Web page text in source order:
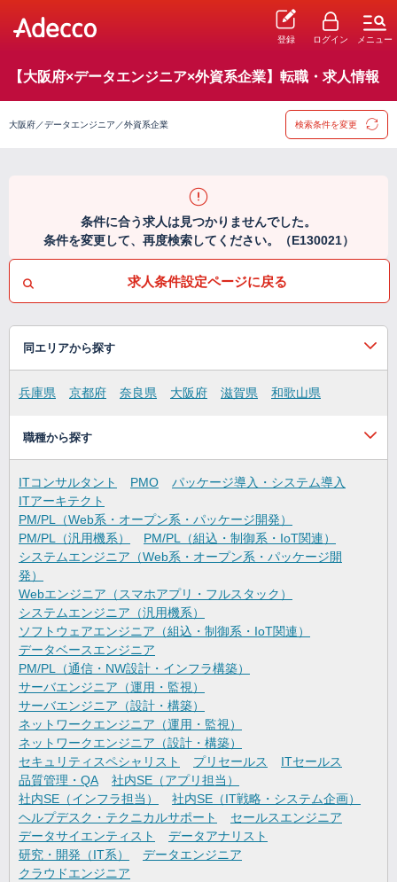
登録 ログイン メニュー
【大阪府×データエンジニア×外資系企業】転職・求人情報
大阪府／データエンジニア／外資系企業 検索条件を変更
条件に合う求人は見つかりませんでした。
条件を変更して、再度検索してください。（E130021）
求人条件設定ページに戻る
同エリアから探す
兵庫県 京都府 奈良県 大阪府 滋賀県 和歌山県
職種から探す
ITコンサルタント PMO
パッケージ導入・システム導入
ITアーキテクト
PM/PL（Web系・オープン系・パッケージ開発）
PM/PL（汎用機系）
PM/PL（組込・制御系・IoT関連）
システムエンジニア（Web系・オープン系・パッケージ開
発）
Webエンジニア（スマホアプリ・フルスタック）
システムエンジニア（汎用機系）
ソフトウェアエンジニア（組込・制御系・IoT関連）
データベースエンジニア
PM/PL（通信・NW設計・インフラ構築）
サーバエンジニア（運用・監視）
サーバエンジニア（設計・構築）
ネットワークエンジニア（運用・監視）
ネットワークエンジニア（設計・構築）
セキュリティスペシャリスト
プリセールス
ITセールス
品質管理・QA
社内SE（アプリ担当）
社内SE（インフラ担当）
社内SE（IT戦略・システム企画）
ヘルプデスク・テクニカルサポート
セールスエンジニア
データサイエンティスト
データアナリスト
研究・開発（IT系）
データエンジニア
クラウドエンジニア